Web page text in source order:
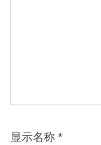
显示名称 *